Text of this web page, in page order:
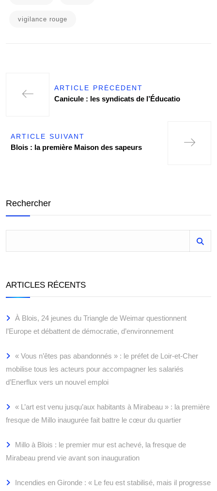
vigilance rouge
ARTICLE PRÉCÉDENT
Canicule : les syndicats de l’Éducatio
ARTICLE SUIVANT
Blois : la première Maison des sapeurs
Rechercher
ARTICLES RÉCENTS
À Blois, 24 jeunes du Triangle de Weimar questionnent
l’Europe et débattent de démocratie, d’environnement
« Vous n’êtes pas abandonnés » : le préfet de Loir-et-Cher
mobilise tous les acteurs pour accompagner les salariés
d’Enerflux vers un nouvel emploi
« L’art est venu jusqu’aux habitants à Mirabeau » : la première
fresque de Millo inaugurée fait battre le cœur du quartier
Millo à Blois : le premier mur est achevé, la fresque de
Mirabeau prend vie avant son inauguration
Incendies en Gironde : « Le feu est stabilisé, mais il progresse